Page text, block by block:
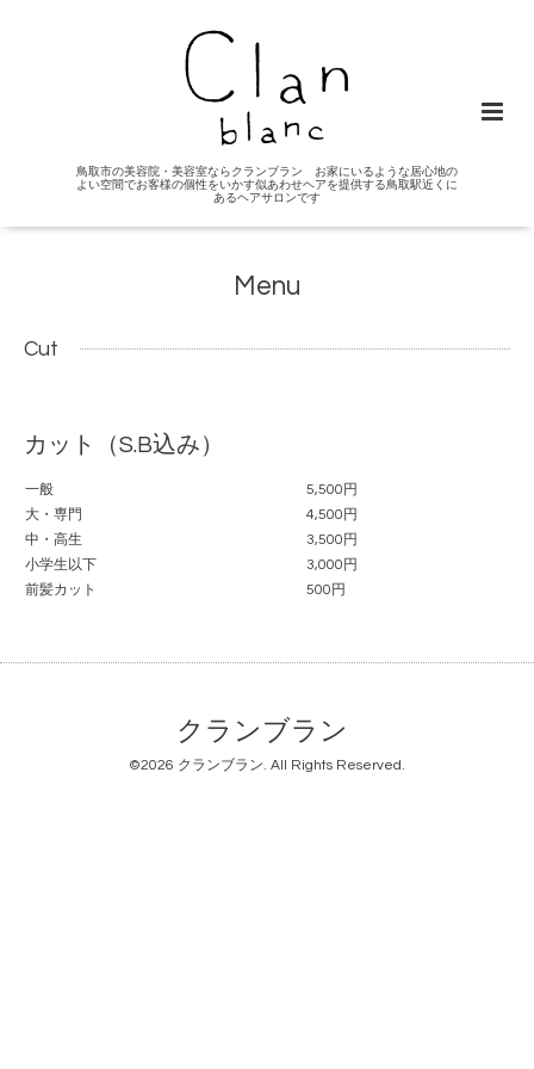
鳥取市の美容院・美容室ならクランブラン お家にいるような居心地の
よい空間でお客様の個性をいかす似あわせヘアを提供する鳥取駅近くに
あるヘアサロンです
Menu
Cut
カット（S.B込み）
一般
5,500円
大・専門
4,500円
中・高生
3,500円
小学生以下
3,000円
前髪カット
500円
クランブラン
©2026 クランブラン. All Rights Reserved.